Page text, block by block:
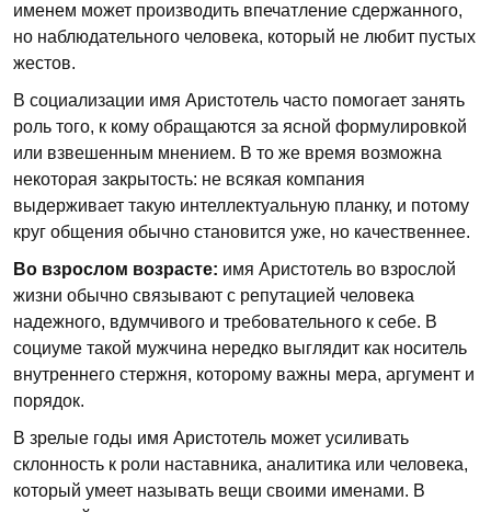
именем может производить впечатление сдержанного,
но наблюдательного человека, который не любит пустых
жестов.
В социализации имя Аристотель часто помогает занять
роль того, к кому обращаются за ясной формулировкой
или взвешенным мнением. В то же время возможна
некоторая закрытость: не всякая компания
выдерживает такую интеллектуальную планку, и потому
круг общения обычно становится уже, но качественнее.
Во взрослом возрасте: имя Аристотель во взрослой
жизни обычно связывают с репутацией человека
надежного, вдумчивого и требовательного к себе. В
социуме такой мужчина нередко выглядит как носитель
внутреннего стержня, которому важны мера, аргумент и
порядок.
В зрелые годы имя Аристотель может усиливать
склонность к роли наставника, аналитика или человека,
который умеет называть вещи своими именами. В